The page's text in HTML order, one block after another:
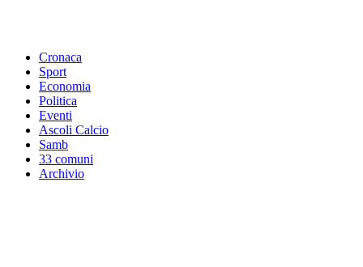
Cronaca
Sport
Economia
Politica
Eventi
Ascoli Calcio
Samb
33 comuni
Archivio